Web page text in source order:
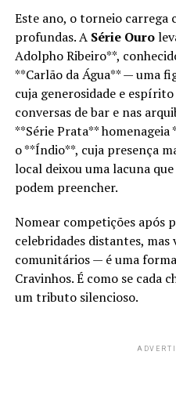
Este ano, o torneio carrega
profundas. A Série Ouro
Adolpho Ribeiro**,
**Carlão da Água** — uma
cuja generosidade e
conversas de bar e nas
**Série Prata**
o **Índio**, cuja presença
local deixou uma lacuna
podem preencher.
Nomear competições após
celebridades distantes,
comunitários — é uma
Cravinhos. É como se cada
um tributo silencioso.